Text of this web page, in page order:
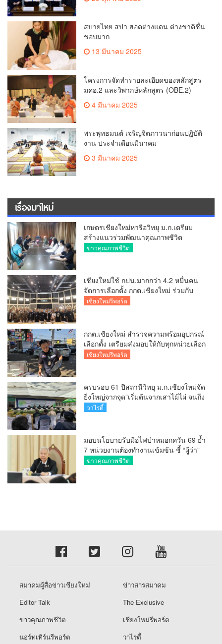
ครอบคลุม
สบายไทย สปา ฮอตต่างแดน ต่างชาติชื่น
ชอบมาก
13 มีนาคม 2025
โครงการจัดทำรายละเอียดของหลักสูตร
มคอ.2 และวิพากษ์หลักสูตร (OBE.2)
4 มีนาคม 2025
พระพุทธมนต์ เจริญจิตภาวนาก่อนปฏิบัติ
งาน ประจำเดือนมีนาคม
3 มีนาคม 2025
เรื่องมาใหม่
เกษตรเชียงใหม่หารือวิทยุ ม.ก.เตรียม
สร้างแนวร่วมพัฒนาคุณภาพชีวิต
เกษตรกร สื่อสารข้อมูลถูกต้องขับเคลื่อน
ข่าวคุณภาพชีวิต
เชียงใหม่ใช้ กปน.มากกว่า 4.2 หมื่นคน
จัดการเลือกตั้ง กกต.เชียงใหม่ ร่วมกับ
นายอำเภอหางดง ตรวจความเรียบร้อย
เชียงใหม่รีพอร์ต
กกต.เชียงใหม่ สำรวจความพร้อมอุปกรณ์
เลือกตั้ง เตรียมส่งมอบให้กับทุกหน่วยเลือก
ตั้งในวันพรุ่งนี้
เชียงใหม่รีพอร์ต
ครบรอบ 61 ปีสถานีวิทยุ ม.ก.เชียงใหม่จัด
ยิ่งใหญ่จากจุด”เริ่มต้นจากเสาไม้ไผ่ จนถึง
วันที่มี KURplus ในวันนี้”
วาไรตี้
มอบนโยบายรับมือไฟป่าหมอกควัน 69 ย้ำ
7 หน่วยงานต้องทำงานเข้มข้น ชี้ “ผู้ว่า”
คีย์แมนสำคัญทำปัญหาลด
ข่าวคุณภาพชีวิต
สมาคมผู้สื่อข่าวเชียงใหม่
ข่าวสารสมาคม
Editor Talk
The Exclusive
ข่าวคุณภาพชีวิต
เชียงใหม่รีพอร์ต
นอร์ทเทิร์นรีพอร์ต
วาไรตี้